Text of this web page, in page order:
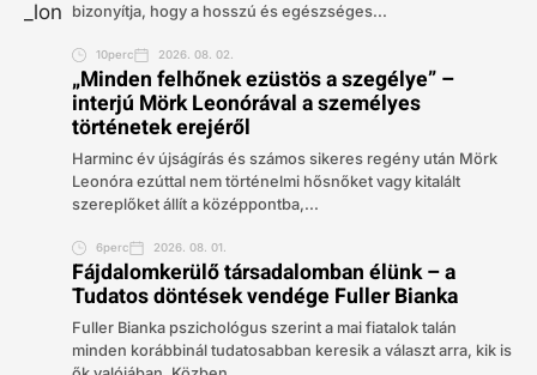
bizonyítja, hogy a hosszú és egészséges...
10perc 2026. 08. 02.
„Minden felhőnek ezüstös a szegélye” –
interjú Mörk Leonórával a személyes
történetek erejéről
Harminc év újságírás és számos sikeres regény után Mörk
Leonóra ezúttal nem történelmi hősnőket vagy kitalált
szereplőket állít a középpontba,...
6perc 2026. 08. 01.
Fájdalomkerülő társadalomban élünk – a
Tudatos döntések vendége Fuller Bianka
Fuller Bianka pszichológus szerint a mai fiatalok talán
minden korábbinál tudatosabban keresik a választ arra, kik is